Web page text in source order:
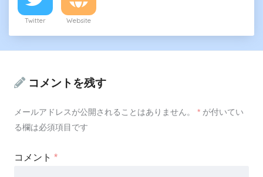
Twitter Website
コメントを残す
メールアドレスが公開されることはありません。 * が付いてい
る欄は必須項目です
コメント *